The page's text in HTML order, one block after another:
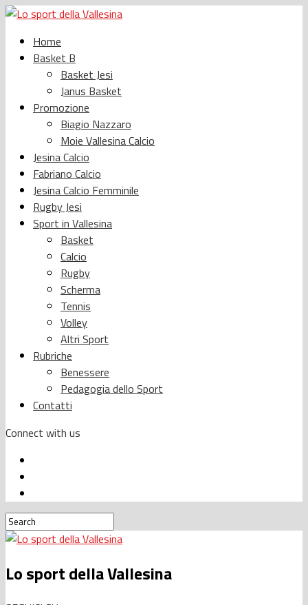
Home
Basket B
Basket Jesi
Janus Basket
Promozione
Biagio Nazzaro
Moie Vallesina Calcio
Jesina Calcio
Fabriano Calcio
Jesina Calcio Femminile
Rugby Jesi
Sport in Vallesina
Basket
Calcio
Rugby
Scherma
Tennis
Volley
Altri Sport
Rubriche
Benessere
Pedagogia dello Sport
Contatti
Connect with us
Lo sport della Vallesina